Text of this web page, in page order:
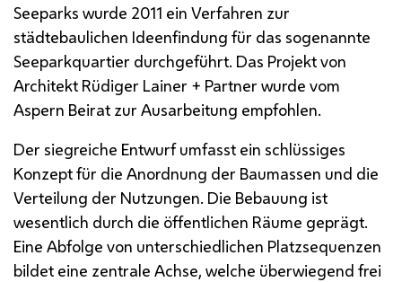
Seeparks wurde 2011 ein Verfahren zur
städtebaulichen Ideenfindung für das sogenannte
Seeparkquartier durchgeführt. Das Projekt von
Architekt Rüdiger Lainer + Partner wurde vom
Aspern Beirat zur Ausarbeitung empfohlen.
Der siegreiche Entwurf umfasst ein schlüssiges
Konzept für die Anordnung der Baumassen und die
Verteilung der Nutzungen. Die Bebauung ist
wesentlich durch die öffentlichen Räume geprägt.
Eine Abfolge von unterschiedlichen Platzsequenzen
bildet eine zentrale Achse, welche überwiegend frei